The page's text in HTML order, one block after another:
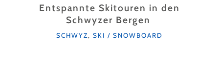
REGIONEntspannte Skitouren in den
Schwyzer Bergen
KATEGORIEN
SCHWYZ, SKI / SNOWBOARD